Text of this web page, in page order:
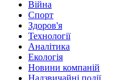
Війна
Спорт
Здоров'я
Технології
Аналітика
Екологія
Новини компаній
Надзвичайні події